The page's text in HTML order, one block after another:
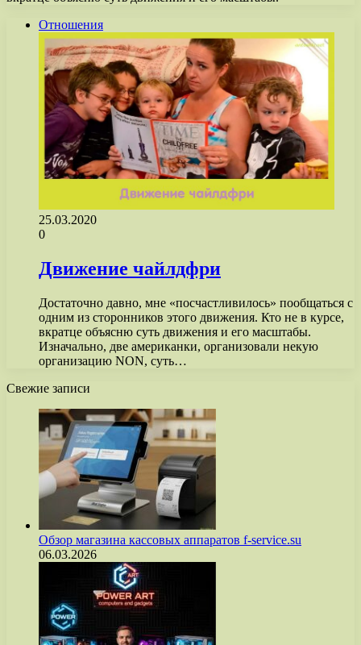
Отношения
25.03.2020
0
Движение чайлдфри
Достаточно давно, мне «посчастливилось» пообщаться с
одним из сторонников этого движения. Кто не в курсе,
вкратце объясню суть движения и его масштабы.
Изначально, две американки, организовали некую
организацию NON, суть…
Свежие записи
Обзор магазина кассовых аппаратов f-service.su
06.03.2026